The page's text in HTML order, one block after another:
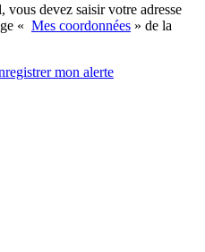
devez saisir votre adresse
« Mes coordonnées » de la
mon alerte